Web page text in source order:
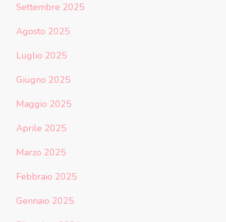
Settembre 2025
Agosto 2025
Luglio 2025
Giugno 2025
Maggio 2025
Aprile 2025
Marzo 2025
Febbraio 2025
Gennaio 2025